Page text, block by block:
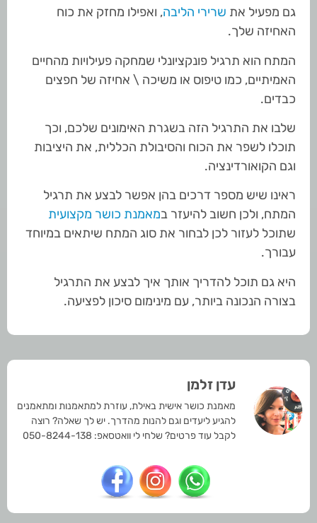
גם מפעיל את שרירי הליבה, ואפילו מחזק את כוח
האחיזה שלך.
המתח הוא תרגיל פונקציונלי שמחקה פעילויות מהחיים
האמיתיים, כמו טיפוס או משיכה \ אחיזה של חפצים
כבדים.
שלבו את התרגיל הזה בשגרת האימונים שלכם, וכך
תוכלו לשפר את הכוח והסיבולת הכללית, את היציבות
וגם הקואורדינציה.
ראינו שיש מספר דרכים בהן אפשר לבצע את תרגיל
המתח, ולכן חשוב להיעזר במאמנת כושר מקצועית
שתוכל לעזור לכן לבחור את סוג המתח שיתאים במיוחד
עבורך.
היא גם תוכל להדריך אותך איך לבצע את התרגיל
בצורה הנכונה ביותר, עם מינימום סיכון לפציעה.
עדן זלמן
מאמנת כושר אישית באילת, עוזרת למתאמנות ומתאמנים
להגיע ליעדים וגם להנות מהדרך. יש לך שאלה? רוצה
לקבל עוד פרטים? שלחי לי וואטסאפ: 050-8244-138